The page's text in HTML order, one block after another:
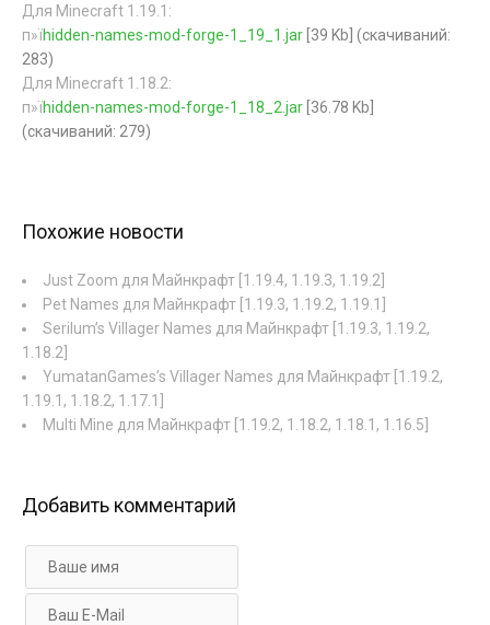
Для Minecraft 1.19.1:
п»їhidden-names-mod-forge-1_19_1.jar [39 Kb] (cкачиваний:
283)
Для Minecraft 1.18.2:
п»їhidden-names-mod-forge-1_18_2.jar [36.78 Kb]
(cкачиваний: 279)
Похожие новости
Just Zoom для Майнкрафт [1.19.4, 1.19.3, 1.19.2]
Pet Names для Майнкрафт [1.19.3, 1.19.2, 1.19.1]
Serilum’s Villager Names для Майнкрафт [1.19.3, 1.19.2,
1.18.2]
YumatanGames’s Villager Names для Майнкрафт [1.19.2,
1.19.1, 1.18.2, 1.17.1]
Multi Mine для Майнкрафт [1.19.2, 1.18.2, 1.18.1, 1.16.5]
Добавить комментарий